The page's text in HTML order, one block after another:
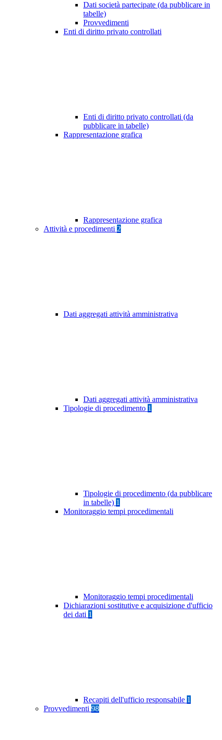
Dati società partecipate (da pubblicare in
tabelle)
Provvedimenti
Enti di diritto privato controllati
Enti di diritto privato controllati (da
pubblicare in tabelle)
Rappresentazione grafica
Rappresentazione grafica
Attività e procedimenti 2
Dati aggregati attività amministrativa
Dati aggregati attività amministrativa
Tipologie di procedimento 1
Tipologie di procedimento (da pubblicare
in tabelle) 1
Monitoraggio tempi procedimentali
Monitoraggio tempi procedimentali
Dichiarazioni sostitutive e acquisizione d'ufficio
dei dati 1
Recapiti dell'ufficio responsabile 1
Provvedimenti 98